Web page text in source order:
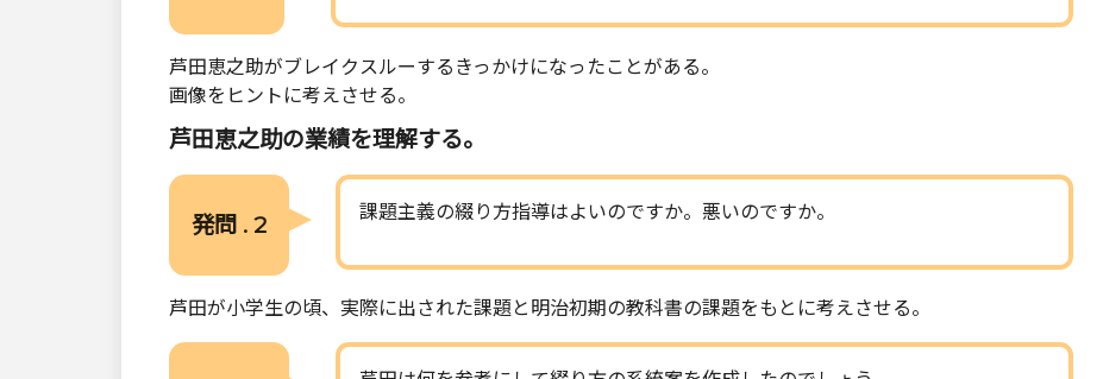
芦田恵之助がブレイクスルーするきっかけになったことがある。
画像をヒントに考えさせる。
芦田恵之助の業績を理解する。
発問 . 2 課題主義の綴り方指導はよいのですか。悪いのですか。
芦田が小学生の頃、実際に出された課題と明治初期の教科書の課題をもとに考えさせる。